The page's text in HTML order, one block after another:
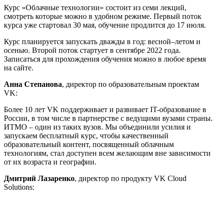
Курс «Облачные технологии» состоит из семи лекций,
смотреть которые можно в удобном режиме. Первый поток
курса уже стартовал 30 мая, обучение продлится до 17 июля.
Курс планируется запускать дважды в год: весной–летом и
осенью. Второй поток стартует в сентябре 2022 года.
Записаться для прохождения обучения можно в любое время
на сайте.
Анна Степанова, директор по образовательным проектам
VK:
Более 10 лет VK поддерживает и развивает IT-образование в
России, в том числе в партнерстве с ведущими вузами страны.
ИТМО – один из таких вузов. Мы объединили усилия и
запускаем бесплатный курс, чтобы качественный
образовательный контент, посвященный облачным
технологиям, стал доступен всем желающим вне зависимости
от их возраста и географии.
Дмитрий Лазаренко, директор по продукту VK Cloud
Solutions: